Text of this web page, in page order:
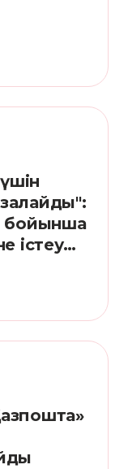
бойынша
істеу